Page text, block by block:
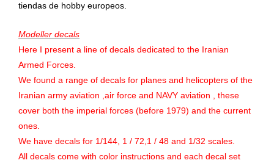
tiendas de hobby europeos.
Modeller decals
Here I present a line of decals dedicated to the Iranian
Armed Forces.
We found a range of decals for planes and helicopters of the
Iranian army aviation ,air force and NAVY aviation , these
cover both the imperial forces (before 1979) and the current
ones.
We have decals for 1/144, 1 / 72,1 / 48 and 1/32 scales.
All decals come with color instructions and each decal set